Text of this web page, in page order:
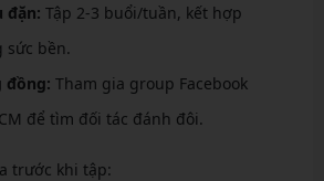
đặn: Tập 2-3 buổi/tuần, kết hợp
sức bền.
đồng: Tham gia group Facebook
để tìm đối tác đánh đôi.
trước khi tập: